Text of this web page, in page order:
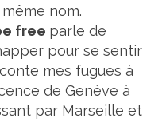
nom.
free parle de
pour se sentir
mes fugues à
de Genève à
par Marseille et